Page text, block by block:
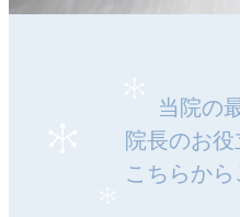
当院の
院長のお
こちらか